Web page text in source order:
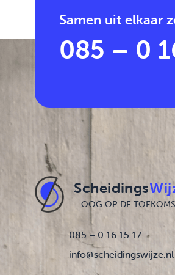
Samen uit elkaar
085 – 0
Scheidings
OOG OP DE
085 – 0 16 15 17
info@scheidingswijze.nl